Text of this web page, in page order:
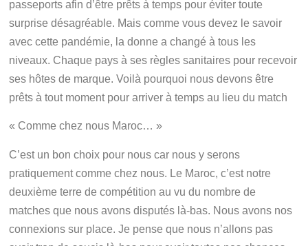
passeports afin d’être prêts à temps pour éviter toute
surprise désagréable. Mais comme vous devez le savoir
avec cette pandémie, la donne a changé à tous les
niveaux. Chaque pays à ses règles sanitaires pour recevoir
ses hôtes de marque. Voilà pourquoi nous devons être
prêts à tout moment pour arriver à temps au lieu du match
« Comme chez nous Maroc… »
C’est un bon choix pour nous car nous y serons
pratiquement comme chez nous. Le Maroc, c’est notre
deuxième terre de compétition au vu du nombre de
matches que nous avons disputés là-bas. Nous avons nos
connexions sur place. Je pense que nous n’allons pas